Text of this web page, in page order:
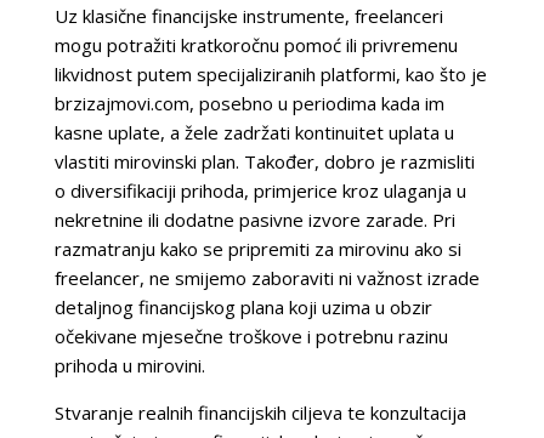
Uz klasične financijske instrumente, freelanceri
mogu potražiti kratkoročnu pomoć ili privremenu
likvidnost putem specijaliziranih platformi, kao što je
brzizajmovi.com, posebno u periodima kada im
kasne uplate, a žele zadržati kontinuitet uplata u
vlastiti mirovinski plan. Također, dobro je razmisliti
o diversifikaciji prihoda, primjerice kroz ulaganja u
nekretnine ili dodatne pasivne izvore zarade. Pri
razmatranju kako se pripremiti za mirovinu ako si
freelancer, ne smijemo zaboraviti ni važnost izrade
detaljnog financijskog plana koji uzima u obzir
očekivane mjesečne troškove i potrebnu razinu
prihoda u mirovini.
Stvaranje realnih financijskih ciljeva te konzultacija